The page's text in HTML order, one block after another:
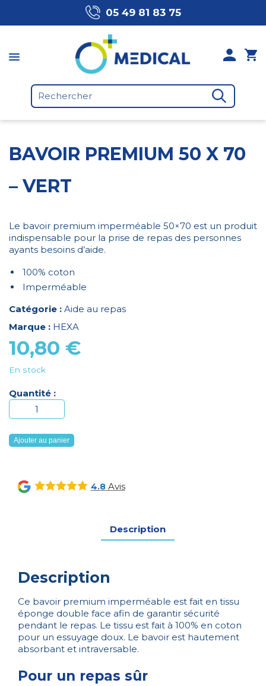
05 49 81 83 75
BAVOIR PREMIUM 50 X 70
– VERT
Le bavoir premium imperméable 50×70 est un produit
indispensable pour la prise de repas des personnes
ayants besoins d’aide.
100% coton
Imperméable
Catégorie : Aide au repas
Marque : HEXA
10,80 €
En stock
Quantité :
quantité
de
BAVOIR
PREMIUM
70
Ajouter au panier
4.8Avis
Description
Description
Ce bavoir premium imperméable est fait en tissu
éponge double face afin de garantir sécurité
pendant le repas. Le tissu est fait à 100% en coton
pour un essuyage doux. Le bavoir est hautement
absorbant et intraversable.
Pour un repas sûr